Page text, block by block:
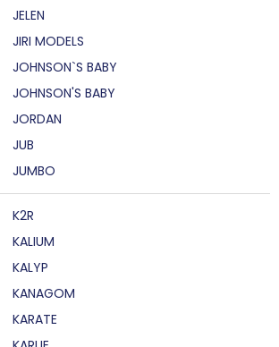
JELEN
JIRI MODELS
JOHNSON`S BABY
JOHNSON'S BABY
JORDAN
JUB
JUMBO
K2R
KALIUM
KALYP
KANAGOM
KARATE